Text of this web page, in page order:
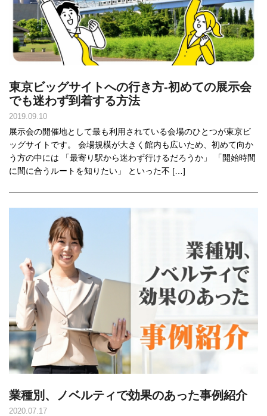
東京ビッグサイトへの行き方-初めての展示会
でも迷わず到着する方法
2019.09.10
展示会の開催地として最も利用されている会場のひとつが東京ビ
ッグサイトです。 会場規模が大きく館内も広いため、初めて向か
う方の中には 「最寄り駅から迷わず行けるだろうか」 「開始時間
に間に合うルートを知りたい」 といった不 […]
業種別、ノベルティで効果のあった事例紹介
2020.07.17